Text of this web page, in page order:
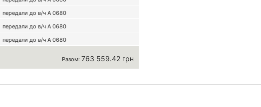
передали до в/ч А 0680
передали до в/ч А 0680
передали до в/ч А 0680
Разом: 763 559.42 грн